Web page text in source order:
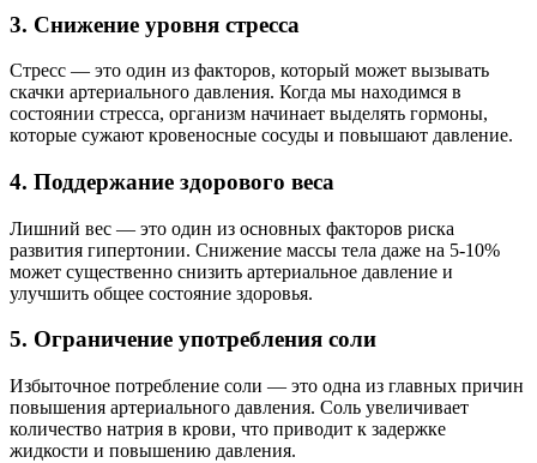
3. Снижение уровня стресса
Стресс — это один из факторов, который может вызывать
скачки артериального давления. Когда мы находимся в
состоянии стресса, организм начинает выделять гормоны,
которые сужают кровеносные сосуды и повышают давление.
4. Поддержание здорового веса
Лишний вес — это один из основных факторов риска
развития гипертонии. Снижение массы тела даже на 5-10%
может существенно снизить артериальное давление и
улучшить общее состояние здоровья.
5. Ограничение употребления соли
Избыточное потребление соли — это одна из главных причин
повышения артериального давления. Соль увеличивает
количество натрия в крови, что приводит к задержке
жидкости и повышению давления.